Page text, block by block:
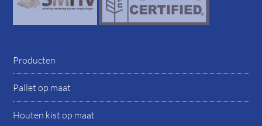
Producten
Pallet op maat
Houten kist op maat